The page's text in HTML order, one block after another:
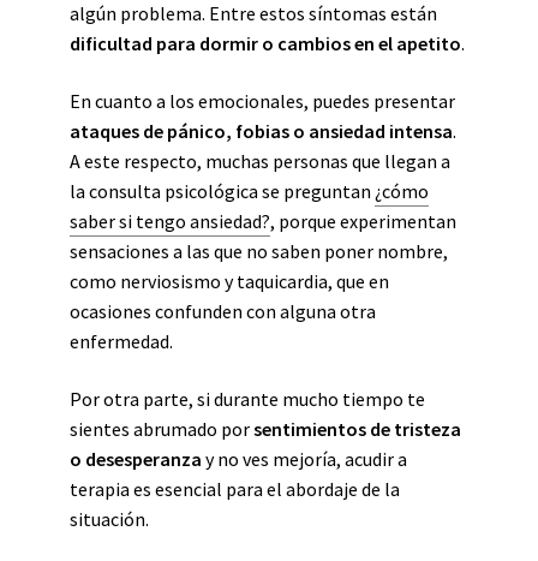
algún problema. Entre estos síntomas están
dificultad para dormir o cambios en el apetito.
En cuanto a los emocionales, puedes presentar
ataques de pánico, fobias o ansiedad intensa.
A este respecto, muchas personas que llegan a
la consulta psicológica se preguntan ¿cómo
saber si tengo ansiedad?, porque experimentan
sensaciones a las que no saben poner nombre,
como nerviosismo ytaquicardia, que en
ocasiones confunden con alguna otra
enfermedad.
Por otra parte, si durante mucho tiempo te
sientes abrumado porsentimientos de tristeza
o desesperanza y no ves mejoría, acudir a
terapia es esencial para el abordaje de la
situación.